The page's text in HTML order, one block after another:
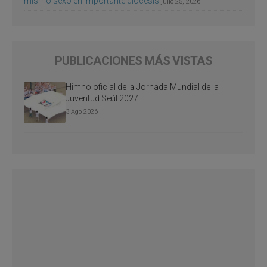
julio 25, 2026
PUBLICACIONES MÁS VISTAS
Himno oficial de la Jornada Mundial de la
Juventud Seúl 2027
3 Ago 2026